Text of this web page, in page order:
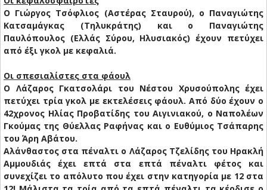
Ο Γιώργος Τσόφλιος (Αστέρας Σταυρού), ο Παναγιώτης
Κατσαμάγκας (Τηλυκράτης) και ο Παναγιώτης
Παυλόπουλος (Ελλάς Σύρου, Ηλυσιακός) έχουν πετύχει
από έξι γκολ με κεφαλιά.
Οι σπεσιαλίστες στα φάουλ
Ο Λάζαρος Γκατσολάρι του Νέστου Χρυσούπολης έχει
πετύχει τρία γκολ με εκτελέσεις φάουλ. Από δύο έχουν ο
42χρονος Ηλίας Προβατίδης του Αιγινιακού, ο Ναπολέων
Γκούμας της Θύελλας Ραφήνας και ο Ευθύμιος Τσάπαρης
του Άρη Αβάτου.
Αλάνθαστος στα πέναλτι o Λάζαρος Τζελίδης του Ηρακλή
Αμμουδιάς έχει επτά στα επτά πέναλτι φέτος και
συνεχίζει το απόλυτο που έχει στην κατηγορία με 12 στα